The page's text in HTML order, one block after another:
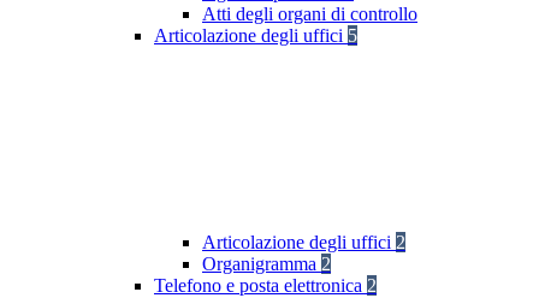
Atti degli organi di controllo
Articolazione degli uffici 5
Articolazione degli uffici 2
Organigramma 2
Telefono e posta elettronica 2